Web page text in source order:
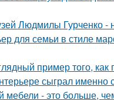
Людмилы Гурченко -
для семьи в стиле
пример того,
сыграл именно
мебели - это больше,